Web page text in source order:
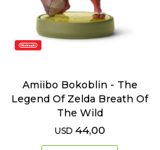
Amiibo Bokoblin - The
Legend Of Zelda Breath Of
The Wild
USD 44,00